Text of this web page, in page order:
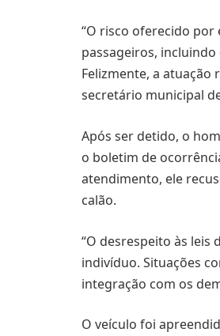
“O risco oferecido por
passageiros,
Felizmente, a
secretário municipal
Após ser detido, o
o boletim de
atendimento, ele
calão.
“O desrespeito às
indivíduo. Situações
integração com os
O veículo foi